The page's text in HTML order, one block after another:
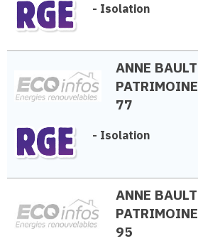
- Isolation
ANNE BAULT
PATRIMOINE
77
- Isolation
ANNE BAULT
PATRIMOINE
95